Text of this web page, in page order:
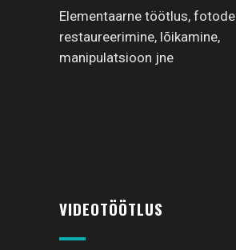
Elementaarne töötlus, fotode
restaureerimine, lõikamine,
manipulatsioon jne
VIDEOTÖÖTLUS